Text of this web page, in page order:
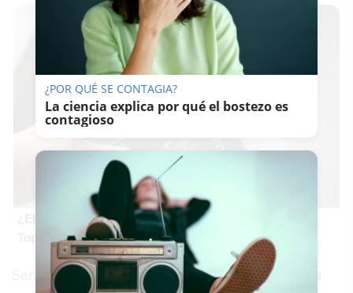
¿El tuyo está en la lista?
Top pasaportes que te dejan viajar sin visado
Será en esta ocasión, en cambio, cuando pueda
¿POR QUÉ SE CONTAGIA?
La ciencia explica por qué el bostezo es
contagioso